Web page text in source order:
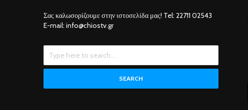
Σας καλωσορίζουμε στην ιστοσελίδα μας! Tel: 22711 02543
E-mail: info@chiostv.gr
SEARCH